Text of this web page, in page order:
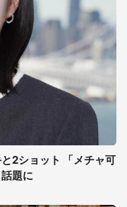
2ショット 「メチャ可
題に